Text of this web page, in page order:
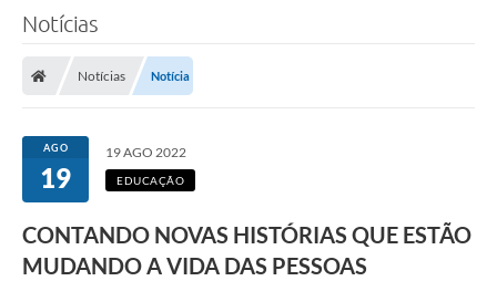
Notícias
Notícias Notícia
AGO
19
19 AGO 2022
EDUCAÇÃO
CONTANDO NOVAS HISTÓRIAS QUE ESTÃO
MUDANDO A VIDA DAS PESSOAS